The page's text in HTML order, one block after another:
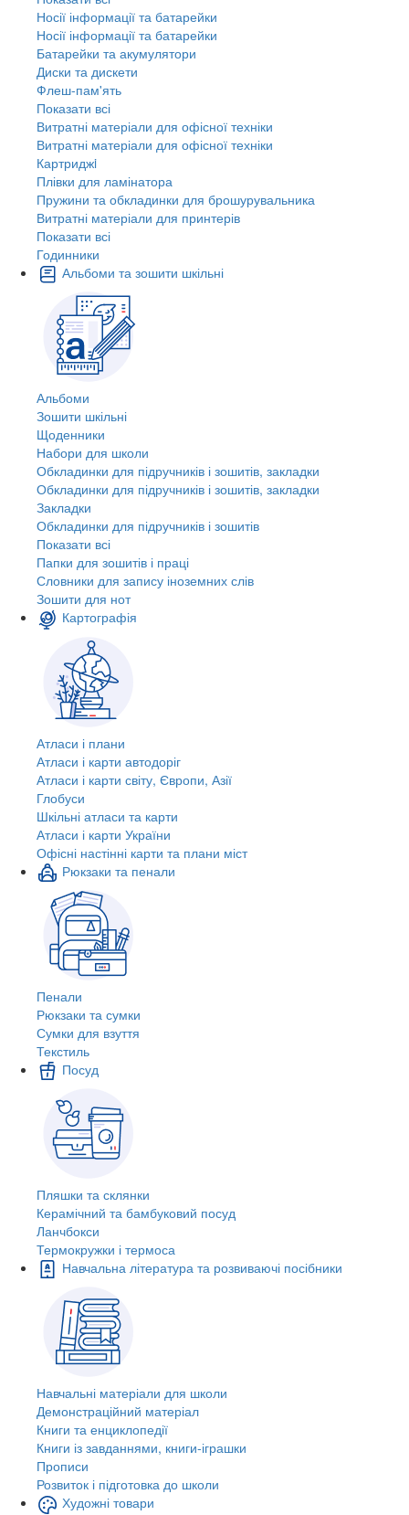
Носії інформації та батарейки
Носії інформації та батарейки
Батарейки та акумулятори
Диски та дискети
Флеш-пам'ять
Показати всі
Витратні матеріали для офісної техніки
Витратні матеріали для офісної техніки
Картриджi
Плівки для ламінатора
Пружини та обкладинки для брошурувальника
Витратні матеріали для принтерів
Показати всі
Годинники
Альбоми та зошити шкільні
Альбоми
Зошити шкільні
Щоденники
Набори для школи
Обкладинки для підручників і зошитів, закладки
Обкладинки для підручників і зошитів, закладки
Закладки
Обкладинки для підручників і зошитів
Показати всі
Папки для зошитів і праці
Словники для запису іноземних слів
Зошити для нот
Картографія
Атласи і плани
Атласи і карти автодоріг
Атласи і карти світу, Європи, Азії
Глобуси
Шкільні атласи та карти
Атласи і карти України
Офісні настінні карти та плани міст
Рюкзаки та пенали
Пенали
Рюкзаки та сумки
Сумки для взуття
Текстиль
Посуд
Пляшки та склянки
Керамічний та бамбуковий посуд
Ланчбокси
Термокружки і термоса
Навчальна література та розвиваючі посібники
Навчальні матеріали для школи
Демонстраційний матеріал
Книги та енциклопедії
Книги із завданнями, книги-іграшки
Прописи
Розвиток і підготовка до школи
Художні товари